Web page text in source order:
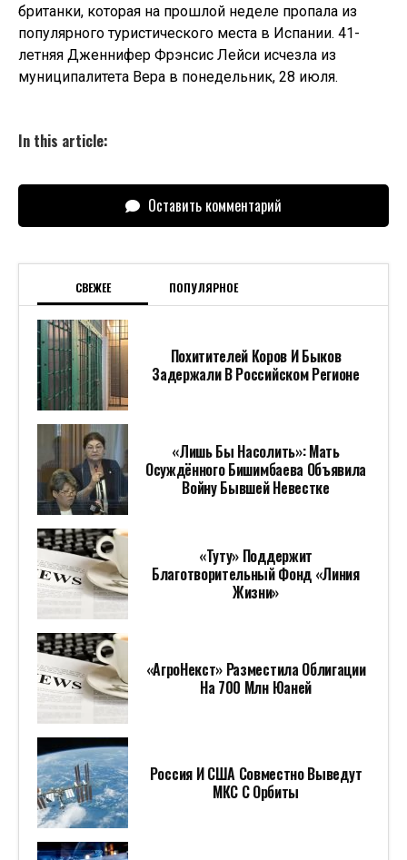
британки, которая на прошлой неделе пропала из
популярного туристического места в Испании. 41-
летняя Дженнифер Фрэнсис Лейси исчезла из
муниципалитета Вера в понедельник, 28 июля.
In this article:
Оставить комментарий
СВЕЖЕЕ ПОПУЛЯРНОЕ
Похитителей Коров И Быков
Задержали В Российском Регионе
«Лишь Бы Насолить»: Мать
Осуждённого Бишимбаева Объявила
Войну Бывшей Невестке
«Туту» Поддержит
Благотворительный Фонд «Линия
Жизни»
«АгроНекст» Разместила Облигации
На 700 Млн Юаней
Россия И США Совместно Выведут
МКС С Орбиты